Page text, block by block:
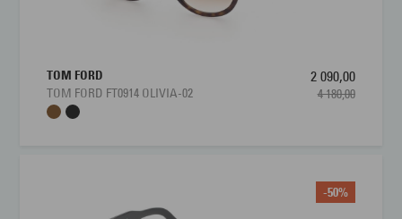
TOM FORD
TOM FORD FT0914 OLIVIA-02
2 090,00
4 180,00
-50%